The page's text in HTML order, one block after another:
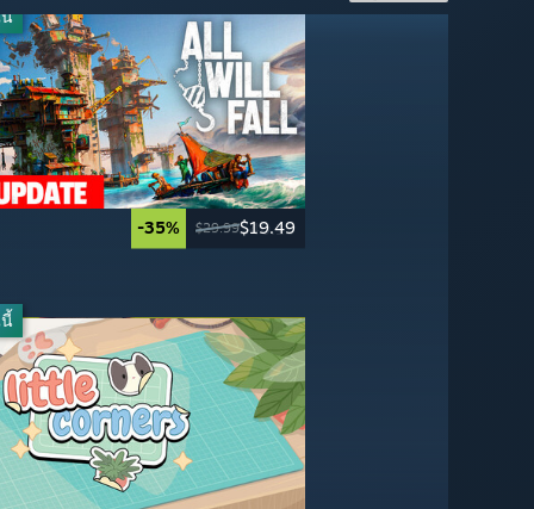
-35% $29.99$19.49
-33% $59.99$40.19
-60% $49.99$19.99
-50% $49.99 $24.99
-95% $69.99$3.49
-50% $39.99 $19.99